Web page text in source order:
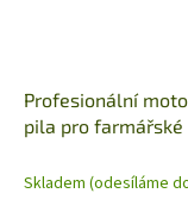
Profesionální
pila pro farmářské
Skladem (odesíláme